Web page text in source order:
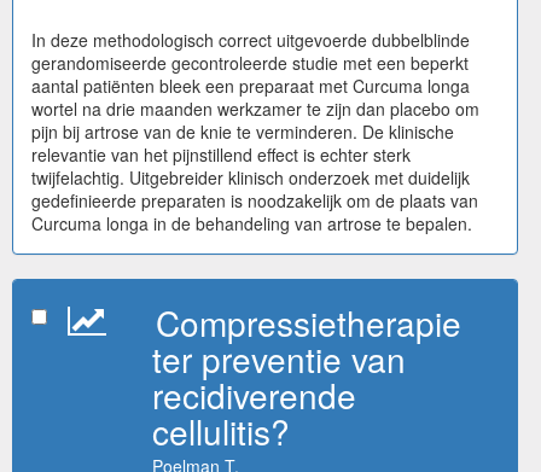
In deze methodologisch correct uitgevoerde dubbelblinde
gerandomiseerde gecontroleerde studie met een beperkt
aantal patiënten bleek een preparaat met Curcuma longa
wortel na drie maanden werkzamer te zijn dan placebo om
pijn bij artrose van de knie te verminderen. De klinische
relevantie van het pijnstillend effect is echter sterk
twijfelachtig. Uitgebreider klinisch onderzoek met duidelijk
gedefinieerde preparaten is noodzakelijk om de plaats van
Curcuma longa in de behandeling van artrose te bepalen.
Compressietherapie
ter preventie van
recidiverende
cellulitis?
Poelman T.